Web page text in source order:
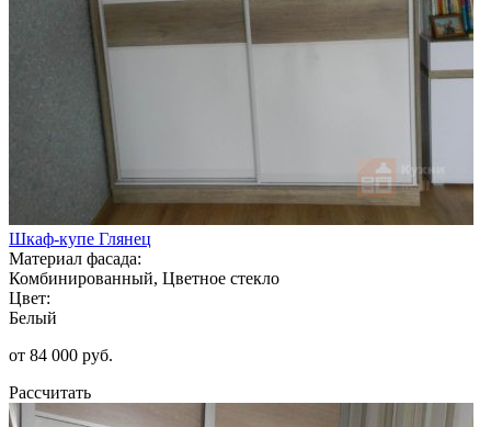
Шкаф-купе Глянец
Материал фасада:
Комбинированный, Цветное стекло
Цвет:
Белый
от 84 000 руб.
Рассчитать